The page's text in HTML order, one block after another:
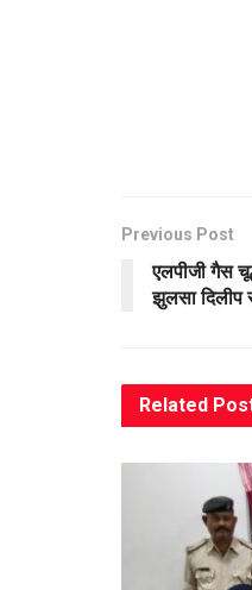
Previous Post
एलपीजी गैस
झुलसा दिलीप
Related